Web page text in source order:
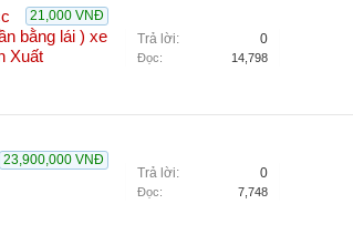
21,000 VNĐ
bằng lái ) xe
Xuất
Trả lời: 0
Đọc: 14,798
23,900,000 VNĐ
Trả lời: 0
Đọc: 7,748